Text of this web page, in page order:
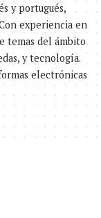
y portugués,
experiencia en
temas del ámbito
y tecnología.
electrónicas